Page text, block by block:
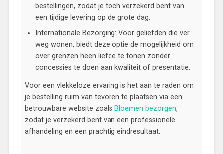
bestellingen, zodat je toch verzekerd bent van
een tijdige levering op de grote dag.
Internationale Bezorging: Voor geliefden die ver
weg wonen, biedt deze optie de mogelijkheid om
over grenzen heen liefde te tonen zonder
concessies te doen aan kwaliteit of presentatie.
Voor een vlekkeloze ervaring is het aan te raden om
je bestelling ruim van tevoren te plaatsen via een
betrouwbare website zoals Bloemen bezorgen,
zodat je verzekerd bent van een professionele
afhandeling en een prachtig eindresultaat.